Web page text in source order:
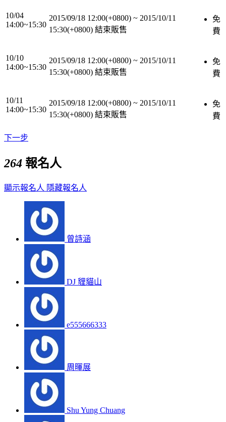
10/04
14:00~15:30
2015/09/18 12:00(+0800) ~ 2015/10/11
15:30(+0800) 結束販售
免
費
10/10
14:00~15:30
2015/09/18 12:00(+0800) ~ 2015/10/11
15:30(+0800) 結束販售
免
費
10/11
14:00~15:30
2015/09/18 12:00(+0800) ~ 2015/10/11
15:30(+0800) 結束販售
免
費
下一步
264 報名人
顯示報名人 隱藏報名人
曾詩涵
DJ 貍貓山
e555666333
周暉展
Shu Yung Chuang